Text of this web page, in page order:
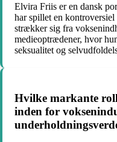
Elvira Friis er en dansk
har spillet en
strækker sig fra
medieoptrædener, hvor
seksualitet og
Hvilke markante
inden for